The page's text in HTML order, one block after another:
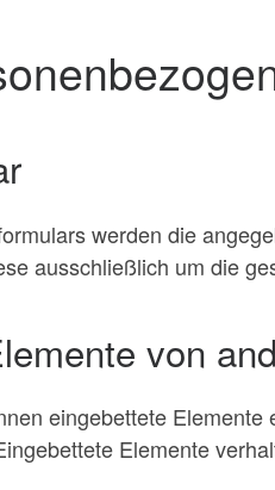
werden die
ausschließlich um die
von
eingebettete
Elemente